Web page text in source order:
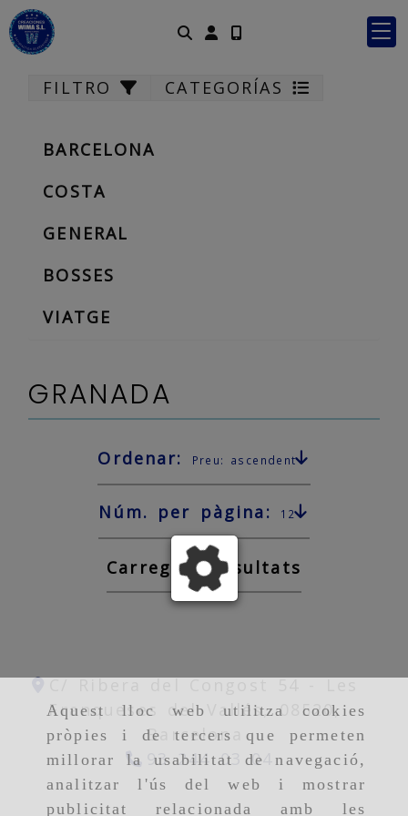
Aquest lloc web utilitza cookies
pròpies i de tercers que permeten
millorar la usabilitat de navegació,
analitzar l'ús del web i mostrar
publicitat relacionada amb les
Identifícat
FILTRO CATEGORÍAS
BARCELONA
COSTA
GENERAL
BOSSES
VIATGE
GRANADA
Ordenar: Preu: ascendent
Núm. per pàgina: 12
Carregant resultats
C/ Ribera del Congost 54 -Les
Franqueses del Vallés,08520,
Barcelona
93 244 03 04